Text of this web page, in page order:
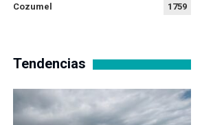
Cozumel 1759
Tendencias